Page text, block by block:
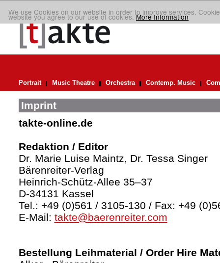
We use Cookies on our website in order to improve services.
website you agree to our use of cookies.More Information
Portrait Music Theatre Orchestra Contemp. Music
Imprint
takte-online.de
Redaktion / Editor
Dr. Marie Luise Maintz, Dr. Tessa Singer
Bärenreiter-Verlag
Heinrich-Schütz-Allee 35–37
D-34131 Kassel
Tel.: +49 (0)561 / 3105-130 / Fax: +49
E-Mail: takte@baerenreiter.com
Bestellung Leihmaterial / Order Hire